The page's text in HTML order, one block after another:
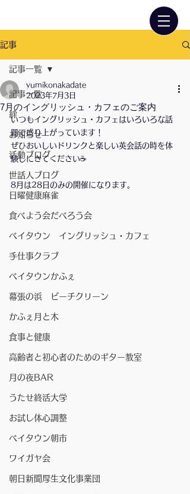
記事
記事一覧
絆
お知らせ
活動ブログ
世話人ブログ
日曜健康麻雀
食べよう会だべろう会
ベイタウン イングリッシュ・カフェ
手仕事クラブ
ベイタウンかふぇ
幕張の浜 ビーチクリーン
かふぇ月と木
食事と健康
高齢者と初心者のためのギター教室
月の夜BAR
うたせ終活大学
お試し体心調整
ベイタウン朝市
ワイガヤ会
朝日新聞厚生文化事業団
記事一覧
7月のイングリッシュ・カフェのご案内
yumikonakadate
2023年7月3日
いつもイングリッシュ・カフェはいろいろな話
題で盛り上がっています！
ぜひおいしいドリンクと楽しい英会話の時を体
験しにきてください☕️
8月は28日のみの開催になります。